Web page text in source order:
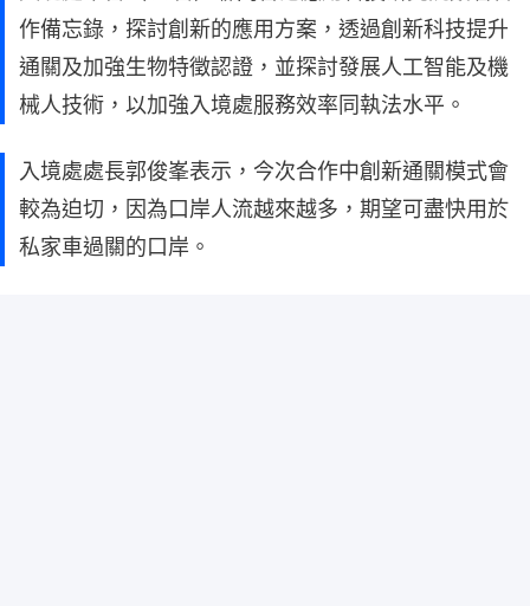
作備忘錄，探討創新的應用方案，透過創新科技提升
通關及加強生物特徵認證，並探討發展人工智能及機
械人技術，以加強入境處服務效率同執法水平。
入境處處長郭俊峯表示，今次合作中創新通關模式會
較為迫切，因為口岸人流越來越多，期望可盡快用於
私家車過關的口岸。